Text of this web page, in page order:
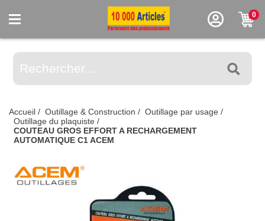
0
Accueil / Outillage & Construction / Outillage par usage /
Outillage du plaquiste /
COUTEAU GROS EFFORT A RECHARGEMENT
AUTOMATIQUE C1 ACEM